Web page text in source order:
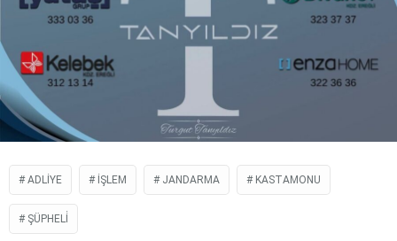
ADLIYE İŞLEM JANDARMA KASTAMONU
ŞÜPHELİ